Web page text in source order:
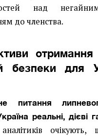
над
до членства.
отримання
безпеки для
питання
реальні, дієві
аналітиків